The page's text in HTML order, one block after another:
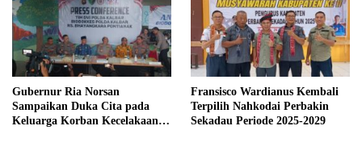
Gubernur Ria Norsan
Sampaikan Duka Cita pada
Keluarga Korban Kecelakaan
Fransisco Wardianus Kembali
Terpilih Nahkodai Perbakin
Sekadau Periode 2025-2029